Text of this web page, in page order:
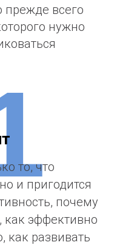
языку?
всего
то, что
и пригодится
почему